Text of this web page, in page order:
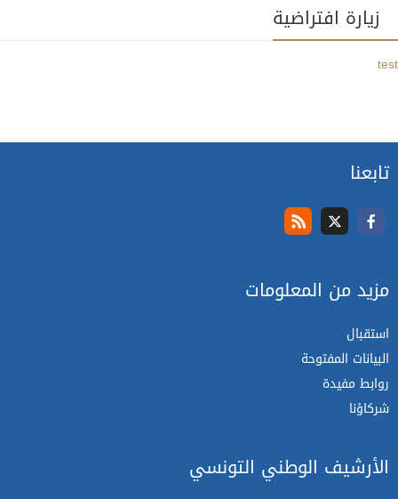
زيارة افتراضية
test
تابعنا
مزيد من المعلومات
استقبال
البيانات المفتوحة
روابط مفيدة
شركاؤنا
الأرشيف الوطني التونسي